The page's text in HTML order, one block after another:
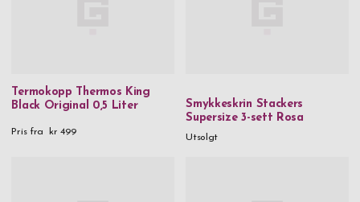
Gender
Termokopp Thermos King
Black Original 0,5 Liter
Pris fra kr 499
Smykkeskrin Stackers
Supersize 3-sett Rosa
Utsolgt